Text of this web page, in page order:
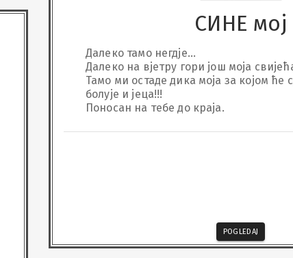
СИНЕ мој
Далеко тамо негдје...
Далеко на вјетру гори још моја
Тамо ми остаде дика моја за којом ће
болује и јеца!!!
Поносан на тебе до краја.
POGLEDAJ